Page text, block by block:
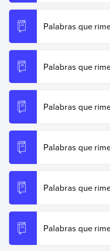
Palabras que
Palabras que
Palabras que
Palabras que
Palabras que
Palabras que